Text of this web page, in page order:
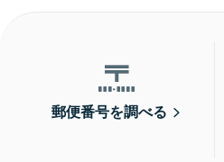
郵便番号を調べる